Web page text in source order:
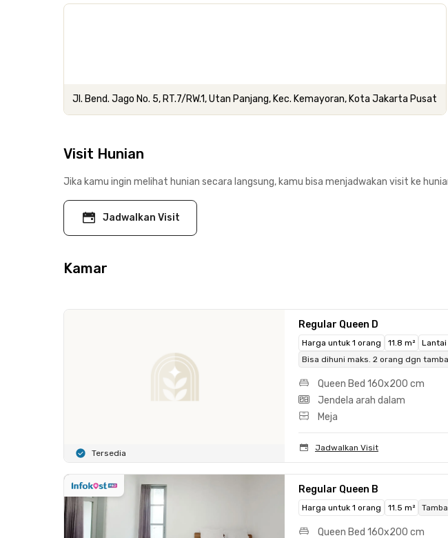
Jl. Bend. Jago No. 5, RT.7/RW.1, Utan Panjang, Kec. Kemayoran, Kota Jakarta Pusat
Visit Hunian
Jika kamu ingin melihat hunian secara langsung, kamu bisa menjadwakan visit ke
Jadwalkan Visit
Kamar
Tersedia
Regular Queen D
Harga untuk 1 orang 11.8 m²
Lantai
Bisa dihuni maks. 2 orang dgn
Queen Bed 160x200 cm
Jendela arah dalam
Meja
Jadwalkan Visit
Regular Queen B
Harga untuk 1 orang 11.5 m²
Queen Bed 160x200 cm